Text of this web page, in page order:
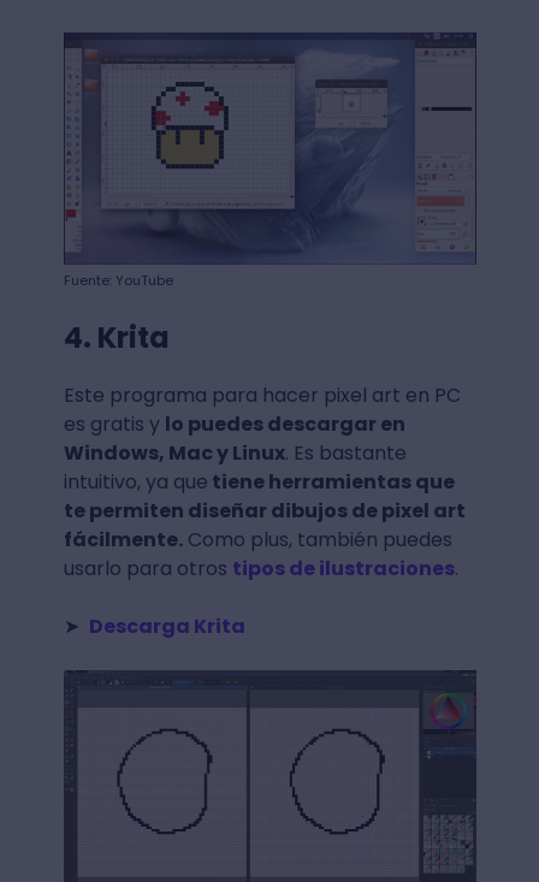
Fuente: YouTube
4. Krita
Este programa para hacer pixel art en PC
es gratis y lo puedes descargar en
Windows, Mac y Linux. Es bastante
intuitivo, ya que tiene herramientas que
te permiten diseñar dibujos de pixel art
fácilmente.Como plus, también puedes
usarlo para otros tipos de ilustraciones.
➤ Descarga Krita